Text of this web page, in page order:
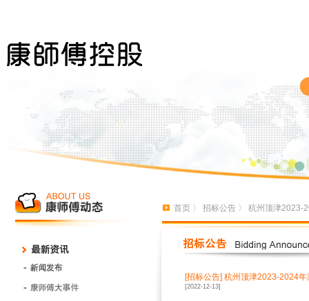
首页 〉 招标公告 〉 杭州顶津2023-
[招标公告] 杭州顶津2023-2024
[2022-12-13]